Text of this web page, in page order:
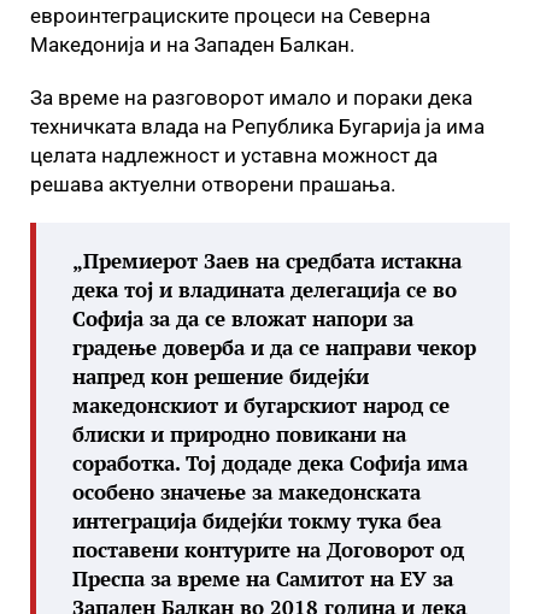
евроинтеграциските процеси на Северна
Македонија и на Западен Балкан.
За време на разговорот имало и пораки дека
техничката влада на Република Бугарија ја има
целата надлежност и уставна можност да
решава актуелни отворени прашања.
„Премиерот Заев на средбата истакна
дека тој и владината делегација се во
Софија за да се вложат напори за
градење доверба и да се направи чекор
напред кон решение бидејќи
македонскиот и бугарскиот народ се
блиски и природно повикани на
соработка. Тој додаде дека Софија има
особено значење за македонската
интеграција бидејќи токму тука беа
поставени контурите на Договорот од
Преспа за време на Самитот на ЕУ за
Западен Балкан во 2018 година и дека